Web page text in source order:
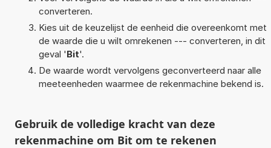
converteren.
Kies uit de keuzelijst de eenheid die overeenkomt met
de waarde die u wilt omrekenen --- converteren, in dit
geval 'Bit'.
De waarde wordt vervolgens geconverteerd naar alle
meeteenheden waarmee de rekenmachine bekend is.
Gebruik de volledige kracht van deze
rekenmachine om Bit om te rekenen